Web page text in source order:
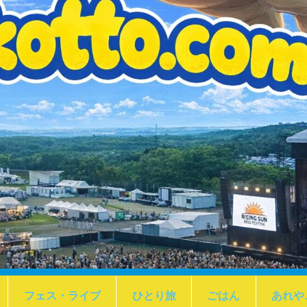
フェス・ライブ ひとり旅 ごはん あれ